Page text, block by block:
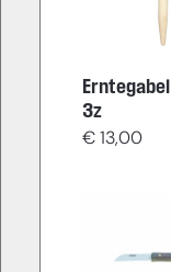
Erntegabel
3z
€13,00